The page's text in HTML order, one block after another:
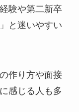
験や第二新卒
と迷いやすい
作り方や面接
感じる人も多